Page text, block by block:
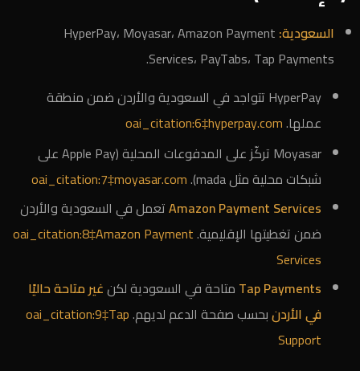
السعودية: HyperPay، Moyasar، Amazon Payment
Services، PayTabs، Tap Payments.
HyperPay تتواجد في السعودية والأردن ضمن منطقة
عملها.oai_citation:6‡hyperpay.com
Moyasar تركّز على المدفوعات المحلية (Apple Pay على
شبكات محلية مثل mada).
oai_citation:7‡moyasar.com
Amazon Payment Servicesتعمل في السعودية والأردن
ضمن تغطيتها الإقليمية.oai_citation:8‡Amazon Payment
Services
Tap Payments متاحة في السعودية لكنغير متاحة حاليًا
في الأردنبحسب صفحة الدعم لديهم.oai_citation:9‡Tap
Support